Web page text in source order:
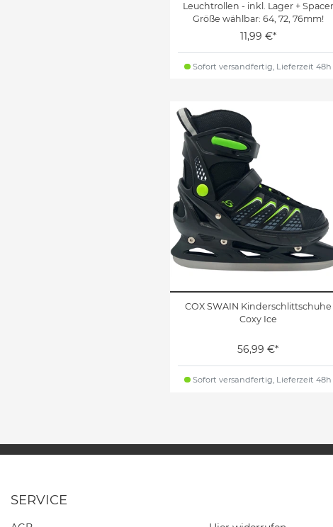
Leuchtrollen - inkl. Lager + Spacer
Größe wählbar: 64, 72, 76mm!
11,99 €*
Sofort versandfertig, Lieferzeit 48h
COX SWAIN Kinderschlittschuhe
Coxy Ice
56,99 €*
Sofort versandfertig, Lieferzeit 48h
SERVICE